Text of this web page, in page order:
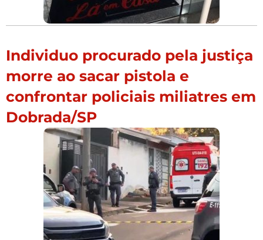
Individuo procurado pela justiça
morre ao sacar pistola e
confrontar policiais miliatres em
Dobrada/SP